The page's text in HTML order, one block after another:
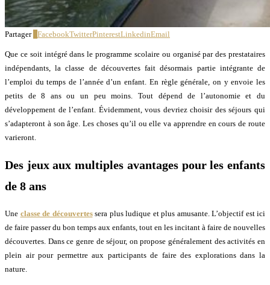
Partager FacebookTwitterPinterestLinkedinEmail
Que ce soit intégré dans le programme scolaire ou organisé par des prestataires
indépendants, la classe de découvertes fait désormais partie intégrante de
l’emploi du temps de l’année d’un enfant. En règle générale, on y envoie les
petits de 8 ans ou un peu moins. Tout dépend de l’autonomie et du
développement de l’enfant. Évidemment, vous devriez choisir des séjours qui
s’adapteront à son âge. Les choses qu’il ou elle va apprendre en cours de route
varieront.
Des jeux aux multiples avantages pour les enfants
de 8 ans
Une classe de découvertessera plus ludique et plus amusante. L’objectif est ici
de faire passer du bon temps aux enfants, tout en les incitant à faire de nouvelles
découvertes. Dans ce genre de séjour, on propose généralement des activités en
plein air pour permettre aux participants de faire des explorations dans la
nature.